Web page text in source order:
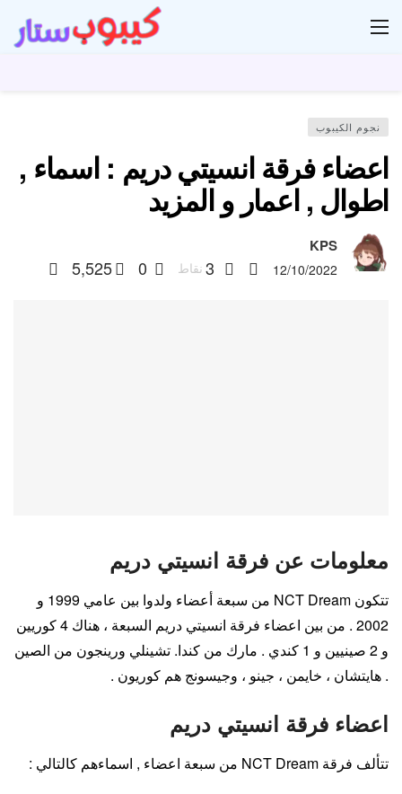
نجوم الكيبوب
اعضاء فرقة انسيتي دريم : اسماء ,
اطوال , اعمار و المزيد
KPS
12/10/2022
3 نقاط 0
5,525
معلومات عن فرقة انسيتي دريم
تتكون NCT Dream من سبعة أعضاء ولدوا بين عامي 1999 و
2002 . من بين اعضاء فرقة انسيتي دريم السبعة ، هناك 4 كوريين
و 2 صينيين و 1 كندي . مارك من كندا. تشينلي ورينجون من الصين
. هايتشان ، خايمن ، جينو ، وجيسونج هم كوريون .
اعضاء فرقة انسيتي دريم
تتألف فرقة NCT Dream من سبعة اعضاء , اسماءهم كالتالي :